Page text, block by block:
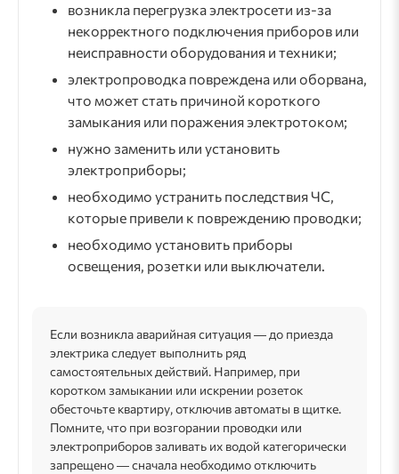
возникла перегрузка электросети из-за
некорректного подключения приборов или
неисправности оборудования и техники;
электропроводка повреждена или оборвана,
что может стать причиной короткого
замыкания или поражения электротоком;
нужно заменить или установить
электроприборы;
необходимо устранить последствия ЧС,
которые привели к повреждению проводки;
необходимо установить приборы
освещения, розетки или выключатели.
Если возникла аварийная ситуация ― до приезда
электрика следует выполнить ряд
самостоятельных действий. Например, при
коротком замыкании или искрении розеток
обесточьте квартиру, отключив автоматы в щитке.
Помните, что при возгорании проводки или
электроприборов заливать их водой категорически
запрещено ― сначала необходимо отключить